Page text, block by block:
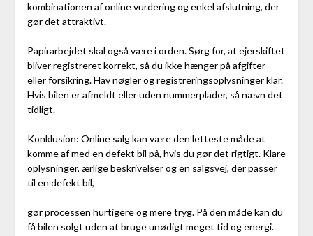
kombinationen af online vurdering og enkel afslutning, der
gør det attraktivt.
Papirarbejdet skal også være i orden. Sørg for, at ejerskiftet
bliver registreret korrekt, så du ikke hænger på afgifter
eller forsikring. Hav nøgler og registreringsoplysninger klar.
Hvis bilen er afmeldt eller uden nummerplader, så nævn det
tidligt.
Konklusion: Online salg kan være den letteste måde at
komme af med en defekt bil på, hvis du gør det rigtigt. Klare
oplysninger, ærlige beskrivelser og en salgsvej, der passer
til en defekt bil,
gør processen hurtigere og mere tryg. På den måde kan du
få bilen solgt uden at bruge unødigt meget tid og energi.